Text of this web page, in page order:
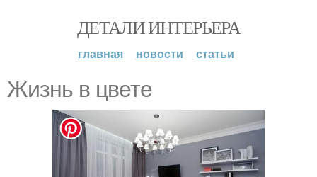
ДЕТАЛИ ИНТЕРЬЕРА
главная новости статьи
Жизнь в цвете